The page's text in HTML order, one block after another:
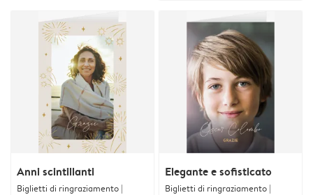
Anni scintillanti
Biglietti di ringraziamento |
Elegante e sofisticato
Biglietti di ringraziamento |